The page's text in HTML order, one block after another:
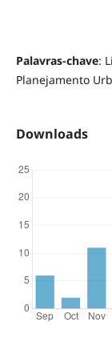
Palavras-chave:
Planejamento
Downloads